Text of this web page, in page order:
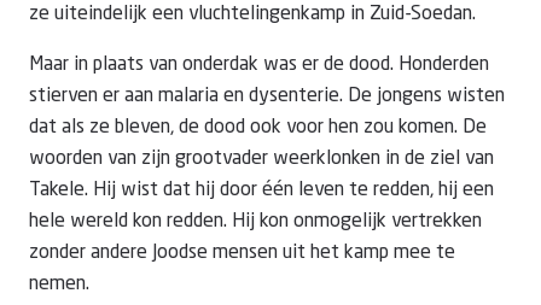
ze uiteindelijk een vluchtelingenkamp in Zuid-Soedan.
Maar in plaats van onderdak was er de dood. Honderden
stierven er aan malaria en dysenterie. De jongens wisten
dat als ze bleven, de dood ook voor hen zou komen. De
woorden van zijn grootvader weerklonken in de ziel van
Takele. Hij wist dat hij door één leven te redden, hij een
hele wereld kon redden. Hij kon onmogelijk vertrekken
zonder andere Joodse mensen uit het kamp mee te
nemen.